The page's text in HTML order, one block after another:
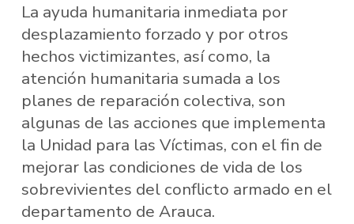
La ayuda humanitaria inmediata por
desplazamiento forzado y por otros
hechos victimizantes, así como, la
atención humanitaria sumada a los
planes de reparación colectiva, son
algunas de las acciones que implementa
la Unidad para las Víctimas, con el fin de
mejorar las condiciones de vida de los
sobrevivientes del conflicto armado en el
departamento de Arauca.